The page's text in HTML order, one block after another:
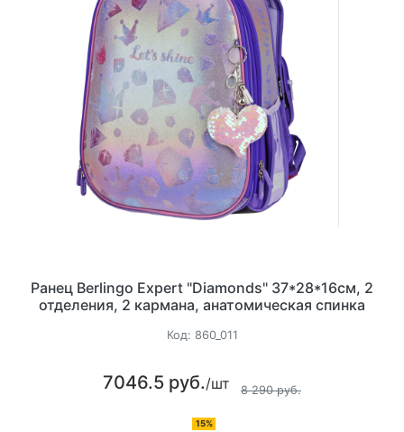
Ранец Berlingo Expert "Diamonds" 37*28*16см, 2
отделения, 2 кармана, анатомическая спинка
Код: 860_011
7046.5 руб./шт 8 290 руб.
15%